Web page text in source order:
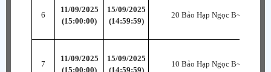
6
11/09/2025
(15:00:00)
15/09/2025
(14:59:59)
20 Bảo Hạp Ngọc B~SR
7
11/09/2025
(15:00:00)
15/09/2025
(14:59:59)
10 Bảo Hạp Ngọc B~SR